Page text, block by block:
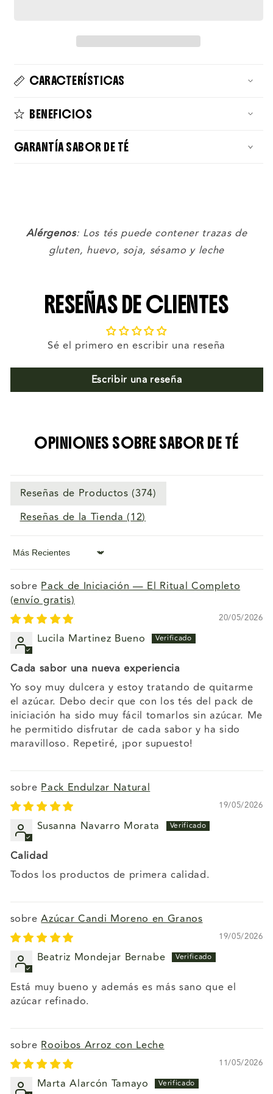
CARACTERÍSTICAS
BENEFICIOS
GARANTÍA SABOR DE TÉ
Alérgenos: Los tés puede contener trazas de
gluten, huevo, soja, sésamo y leche
RESEÑAS DE CLIENTES
Sé el primero en escribir una reseña
Escribir una reseña
OPINIONES SOBRE SABOR DE TÉ
Reseñas de Productos (374)
Reseñas de la Tienda (12)
Sort by
Pack de Iniciación — El Ritual Completo
(envío gratis)
20/05/2026
Lucila Martinez Bueno
Cada sabor una nueva experiencia
Yo soy muy dulcera y estoy tratando de quitarme
el azúcar. Debo decir que con los tés del pack de
iniciación ha sido muy fácil tomarlos sin azúcar. Me
he permitido disfrutar de cada sabor y ha sido
maravilloso. Repetiré, ¡por supuesto!
Pack Endulzar Natural
19/05/2026
Susanna Navarro Morata
Calidad
Todos los productos de primera calidad.
Azúcar Candi Moreno en Granos
19/05/2026
Beatriz Mondejar Bernabe
Está muy bueno y además es más sano que el
azúcar refinado.
Rooibos Arroz con Leche
11/05/2026
Marta Alarcón Tamayo